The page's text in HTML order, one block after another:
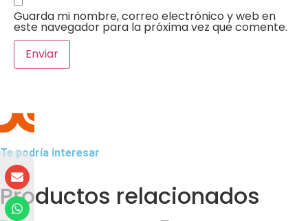
Guarda mi nombre, correo electrónico y web en
este navegador para la próxima vez que comente.
Te podría interesar
Productos relacionados